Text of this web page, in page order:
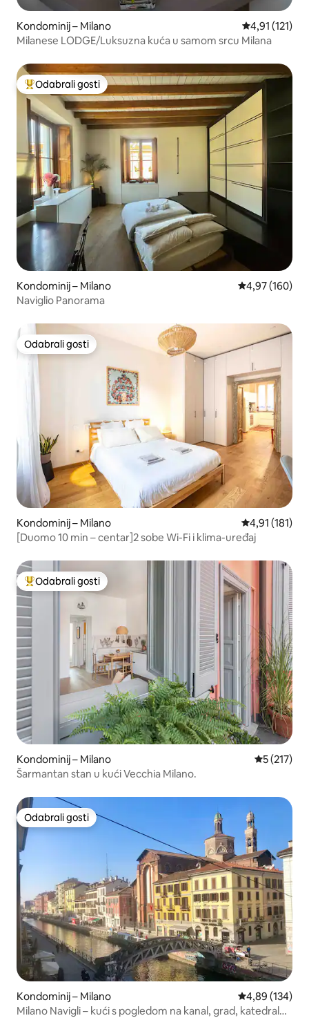
Kondominij – Milano Prosječna
4,91 (121)
Milanese LODGE/Luksuzna kuća u samom srcu Milana
Među najviše rangiranima s oznakom „Odabrali gosti”
Odabrali gosti
Kondominij – Milano Prosječna
4,97 (160)
Naviglio Panorama
Odabrali gosti
Odabrali gosti
Kondominij – Milano Prosječna
4,91 (181)
[Duomo 10 min – centar]2 sobe Wi-Fi i klima-uređaj
Među najviše rangiranima s oznakom „Odabrali gosti”
Odabrali gosti
Kondominij – Milano Prosječna
5 (217)
Šarmantan stan u kući Vecchia Milano.
Odabrali gosti
Odabrali gosti
Kondominij – Milano Prosječna
4,89 (134)
Milano Navigli – kući s pogledom na kanal, grad, katedralu i